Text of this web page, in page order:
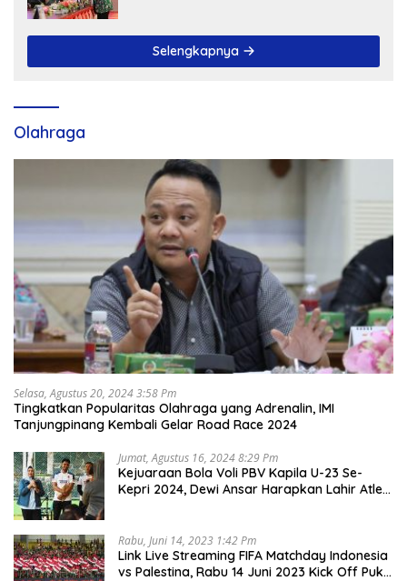
Selengkapnya
Olahraga
Selasa, Agustus 20, 2024 3:58 Pm
Tingkatkan Popularitas Olahraga yang Adrenalin, IMI
Tanjungpinang Kembali Gelar Road Race 2024
Jumat, Agustus 16, 2024 8:29 Pm
Kejuaraan Bola Voli PBV Kapila U-23 Se-
Kepri 2024, Dewi Ansar Harapkan Lahir Atlet
Rabu, Juni 14, 2023 1:42 Pm
Link Live Streaming FIFA Matchday Indonesia
vs Palestina, Rabu 14 Juni 2023 Kick Off Pukul